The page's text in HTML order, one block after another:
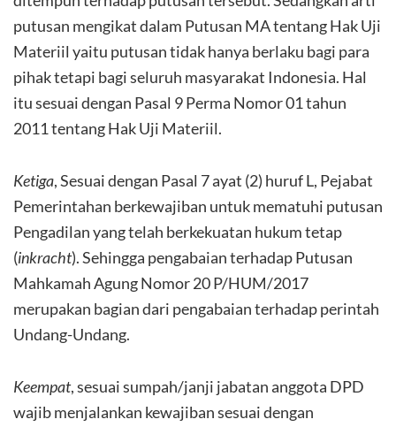
putusan mengikat dalam Putusan MA tentang Hak Uji
Materiil yaitu putusan tidak hanya berlaku bagi para
pihak tetapi bagi seluruh masyarakat Indonesia. Hal
itu sesuai dengan Pasal 9 Perma Nomor 01 tahun
2011 tentang Hak Uji Materiil.
Ketiga, Sesuai dengan Pasal 7 ayat (2) huruf L, Pejabat
Pemerintahan berkewajiban untuk mematuhi putusan
Pengadilan yang telah berkekuatan hukum tetap
(inkracht). Sehingga pengabaian terhadap Putusan
Mahkamah Agung Nomor 20 P/HUM/2017
merupakan bagian dari pengabaian terhadap perintah
Undang-Undang.
Keempat, sesuai sumpah/janji jabatan anggota DPD
wajib menjalankan kewajiban sesuai dengan